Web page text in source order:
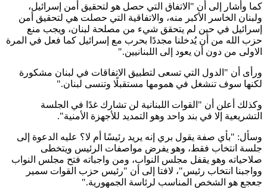
كما وأشار إلى أن "الاتفاق التي حصل هو لتحقيق أمن إسرائيل،
ولبنان الخاسر الأكبر منه، والاتفاقية التي حصلت هي لتحقيق أمن
إسرائيل في حين لم يتحقق شيء من مصلحة لبنان، ويجب منع
حزب الله من أن يُدخلنا مجددًا بحرب مع إسرائيل كما فعل في المرة
الاولى من دون أن يعود إلى اللبنانيين."
ورأى أن "الدول التي تسعى لتطبيق الاتفاقات في لبنان مشكورة
لكنها سوف تنشغل في همومها مستقبلًا وتنسى لبنان."
وكذلك أعلن أن "القوات اللبنانية لن تشارك غدًا في الجلسة
التشريعية إلا في بند واحد وهو التمديد للأجهزة الأمنية".
وسأل: "بأي صفة يقول بري إنه يريد رئيسًا أم لا؟ عليه الدعوة إلى
جلسة انتخاب فقط، وهو يفرض مواصفات الرئيس ويتخطى
صلاحياته وهو يقفل مجلس النواب، ومن واجباته فتح مجلس النواب
وواجبنا انتخاب رئيس"، لافتا إلى أن "رئيس حزب القوات سمير
جعجع هو الشخص المناسب لرئاسة الجمهورية."